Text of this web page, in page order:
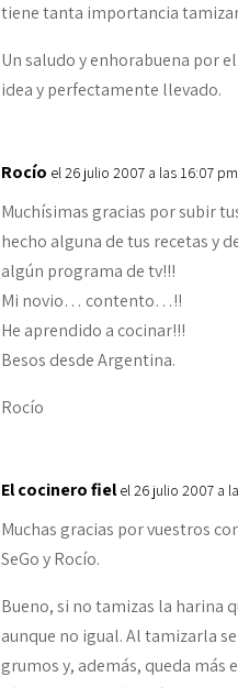
tiene tanta importancia
Un saludo y enhorabuena por
idea y perfectamente llevado.
Rocío el 26 julio 2007 a las 16:07 pm
Muchísimas gracias por subir
hecho alguna de tus recetas y
algún programa de tv!!!
Mi novio… contento…!!
He aprendido a cocinar!!!
Besos desde Argentina.
Rocío
El cocinero fiel el 26 julio 2007 a
Muchas gracias por vuestros
SeGo y Rocío.
Bueno, si no tamizas la harina
aunque no igual. Al tamizarla
grumos y, además, queda más